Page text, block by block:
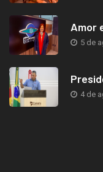
Amor
5 de
4 de